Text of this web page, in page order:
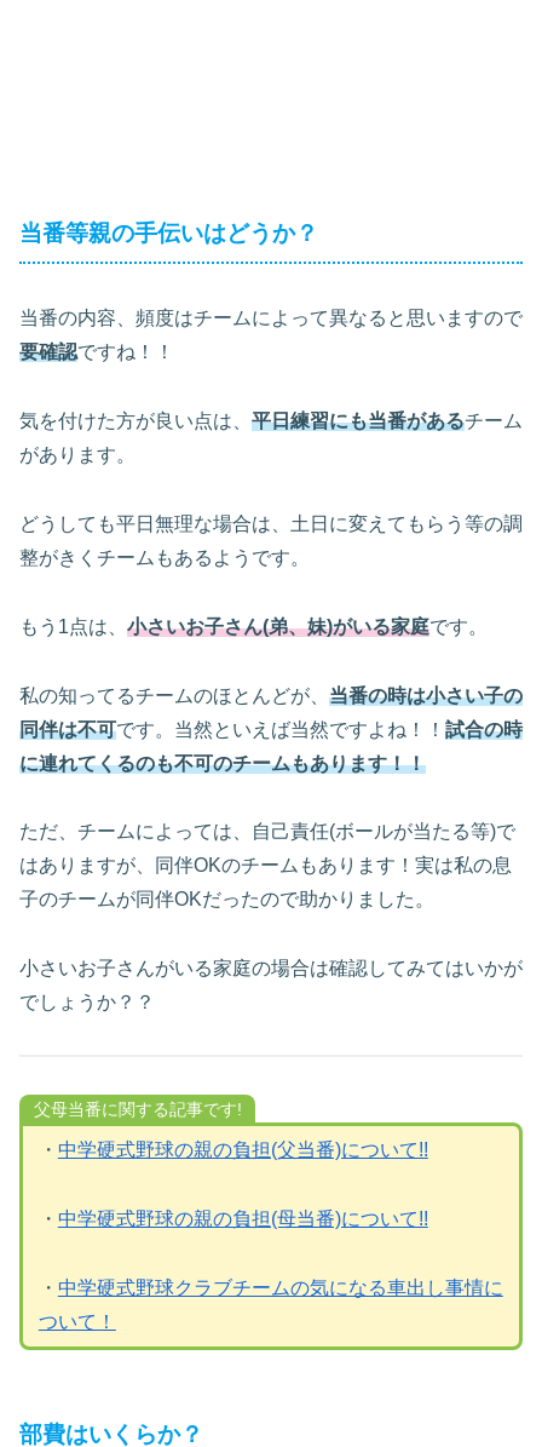
当番等親の手伝いはどうか？
当番の内容、頻度はチームによって異なると思いますので
要確認ですね！！
気を付けた方が良い点は、 平日練習にも当番があるチーム
があります。
どうしても平日無理な場合は、土日に変えてもらう等の調
整がきくチームもあるようです。
もう1点は、 小さいお子さん(弟、妹)がいる家庭です。
私の知ってるチームのほとんどが、 当番の時は小さい子の
同伴は不可です。当然といえば当然ですよね！！ 試合の時
に連れてくるのも不可のチームもあります！！
ただ、チームによっては、自己責任(ボールが当たる等)で
はありますが、同伴OKのチームもあります！実は私の息
子のチームが同伴OKだったので助かりました。
小さいお子さんがいる家庭の場合は確認してみてはいかが
でしょうか？？
父母当番に関する記事です!
・ 中学硬式野球の親の負担(父当番)について!!
・ 中学硬式野球の親の負担(母当番)について!!
・ 中学硬式野球クラブチームの気になる車出し事情に
ついて！
部費はいくらか？